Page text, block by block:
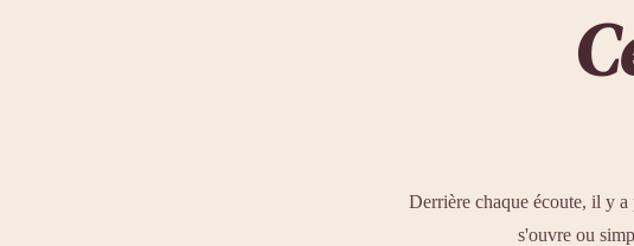
Derrière chaque écoute, il y
s'ouvre ou